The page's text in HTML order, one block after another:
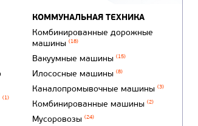
(1)
КОММУНАЛЬНАЯ ТЕХНИКА
Комбинированные дорожные
машины (18)
Вакуумные машины (15)
Илососные машины (8)
Каналопромывочные машины (3)
Комбинированные машины (2)
Мусоровозы (24)